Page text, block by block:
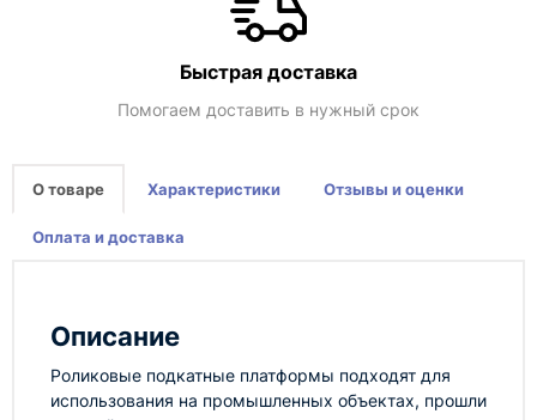
Быстрая доставка
Помогаем доставить в нужный срок
О товаре Характеристики Отзывы и оценки
Оплата и доставка
Описание
Роликовые подкатные платформы подходят для
использования на промышленных объектах, прошли